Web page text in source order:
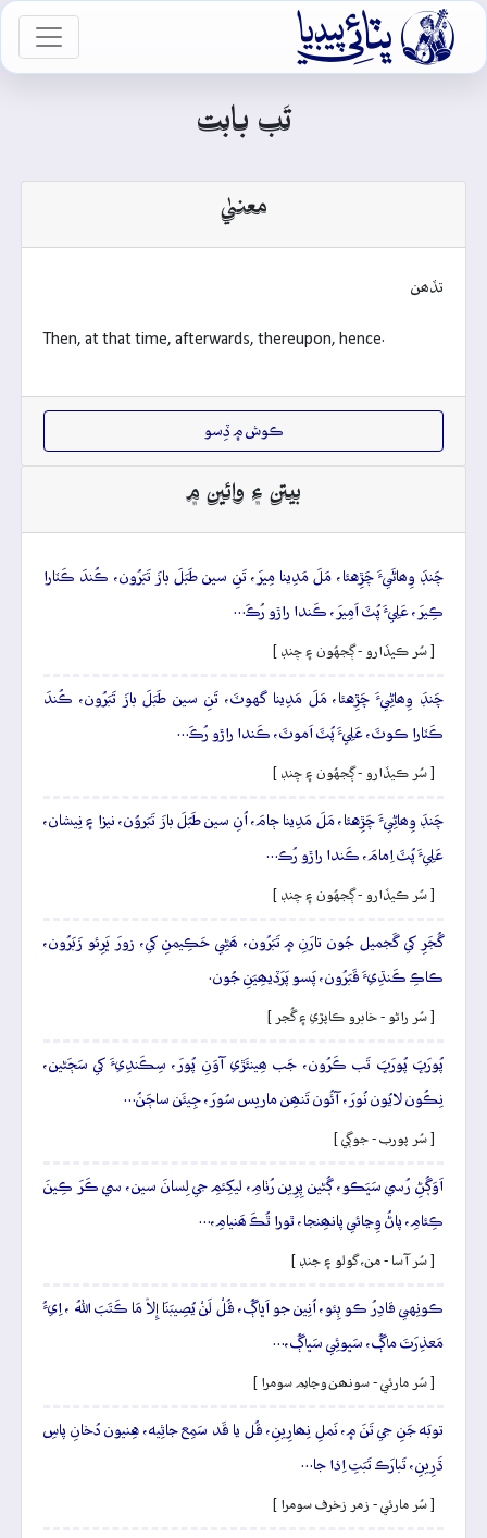

تَب بابت
معنيٰ
تڏھن
Then, at that time, afterwards, thereupon, hence.
ڪوش ۾ ڏِسو
بيتن ۽ وائين ۾
چَنڊَ وِھاڻَيءَ چَڙِهئا، مَلَ مَدِينا مِيرَ، تَنِ سين طَبَلَ بازَ تَبَرُون، ڪُندَ ڪَٽارا
ڪِيرَ، عَلِيءَ پُٽَ اَمِيرَ، ڪَندا راڙو رُڪَ…
[ سُر ڪيڏارو - ڳجهُون ۽ چنڊ ]
چَنڊَ وِھاڻِيءَ چَڙِهئا، مَلَ مَدِينا گهوٽَ، تَنِ سين طَبَلَ بازَ تَبَرُون، ڪُندَ
ڪَٽارا ڪوٽَ، عَلِيءَ پُٽَ اَموٽَ، ڪَندا راڙو رُڪَ…
[ سُر ڪيڏارو - ڳجهُون ۽ چنڊ ]
چَنڊَ وِھاڻِيءَ چَڙِهئا، مَلَ مَدِينا ڄامَ، اُنِ سين طَبَلَ بازَ تَبَروُن، نيزا ۽ نِيشان،
عَلِيءَ پُٽَ اِمامَ، ڪَندا راڙو رُڪ…
[ سُر ڪيڏارو - ڳجهُون ۽ چنڊ ]
گُجَرِ کي گَجميل جُون تارَنِ ۾ تَبَرُون، ھَڻِي حَڪِيمنِ کي، زورَ ڀَرِئو زَبَرُون،
ڪاڪِ ڪَنڌِيءَ قَبَرُون، پَسو پَرَڏيھِيَنِ جُون.
[ سُر راڻو - خابرو ڪاپڙي ۽ گُجر ]
پُورَڀَ پُورَڀَ تَب ڪَرُون، جَب ھِينئَڙي آوَنِ پُورَ، سِڪَندِيءَ کي سَڄَڻين،
نِڪُون لايُون نُورَ، آئُون تَنھِن ماريس سُورَ، جِيئَن ساڄَنُ…
[ سُر پورب - جوڳي ]
اَوَڳُڻِ رُسي سَڀَڪو، ڳُڻين پِرِين رُٺامِ، ليکِئمِ جي لِسانَ سين، سي ڪَرَ ڪِينَ
ڪِئامِ، پاڻُ وِڃائي پانھِنجا، ٿورا ٿُڪَ ھَنيامِ،…
[ سُر آسا - من، گولو ۽ جنڊ ]
ڪونِهي قادِرُ ڪو ٻِئو، اُنِين جو اَڀاڳُ، قُلْ لَنْ يُصِيبَنَا إِلاّ مَا ڪَتَبَ اللهُ ، اِيءُ
مَعذِرَتَ ماڳُ، سَڀوئِي سَڀاڳُ،…
[ سُر مارئي - سونھن وڃايم سومرا ]
توبَه جَنِ جي تَنَ ۾، نَملِ نِھارِينِ، قُل يا قَد سَمِع جاثِيه، هِنيون دُخانِ پاسِ
ڌَرِينِ، تَبارَڪ تَبَتِ اِذا جا…
[ سُر مارئي - زمر زخرف سومرا ]